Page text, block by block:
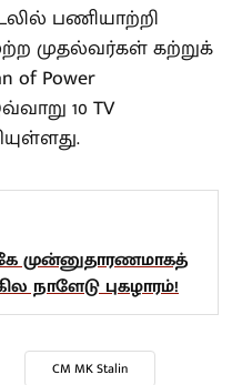
பணியாற்றி
முதல்வர்கள் கற்றுக்
Power
10 TV
முன்னுதாரணமாகத்
நாளேடு புகழாரம்!
CM MK Stalin